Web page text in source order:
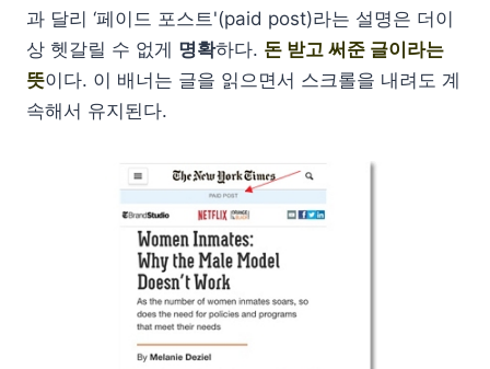
과 달리 ‘페이드 포스트'(paid post)라는 설명은 더이
상 헷갈릴 수 없게 명확하다. 돈 받고 써준 글이라는
뜻이다. 이 배너는 글을 읽으면서 스크롤을 내려도 계
속해서 유지된다.